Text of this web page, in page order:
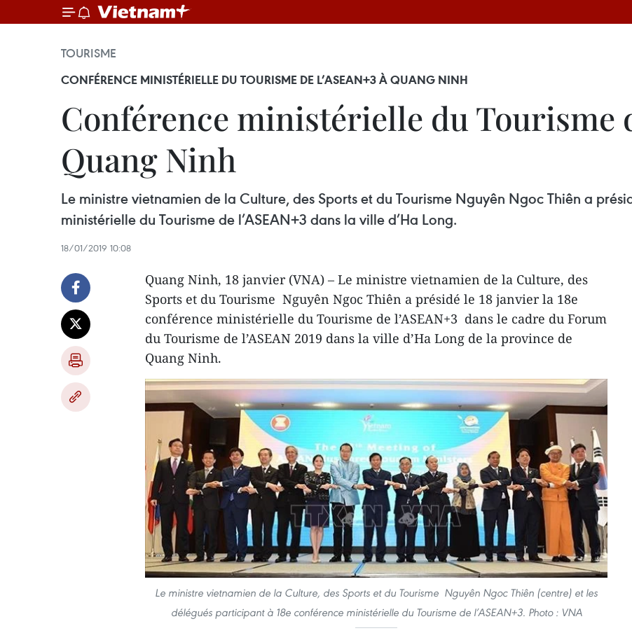
TOURISME
CONFÉRENCE MINISTÉRIELLE DU TOURISME DE L’ASEAN+3 À QUANG NINH
Conférence ministérielle du Tourisme
Quang Ninh
Le ministre vietnamien de la Culture, des Sports et du Tourisme Nguyên Ngoc Thiên a
ministérielle du Tourisme de l’ASEAN+3 dans la ville d’Ha Long.
18/01/2019 10:08
Quang Ninh, 18 janvier (VNA) – Le ministre vietnamien de la Culture, des
Sports et du Tourisme Nguyên Ngoc Thiên a présidé le 18 janvier la 18e
conférence ministérielle du Tourisme de l’ASEAN+3 dans le cadre du Forum
du Tourisme de l’ASEAN 2019 dans la ville d’Ha Long de la province de
Quang Ninh.
Le ministre vietnamien de la Culture, des Sports et du Tourisme Nguyên Ngoc Thiên (centre) et les
délégués participant à 18e conférence ministérielle du Tourisme de l’ASEAN+3. Photo : VNA